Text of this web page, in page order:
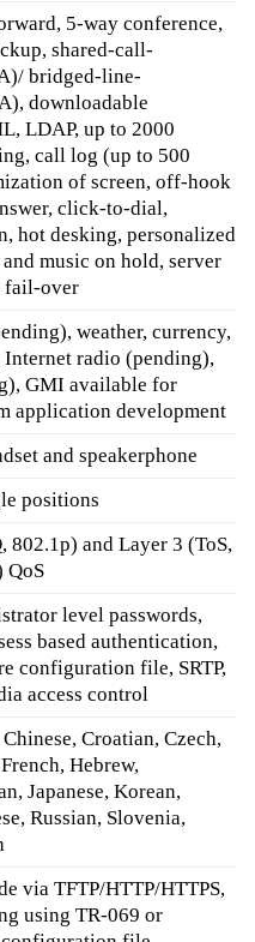
5-way conference,
shared-call-
bridged-line-
downloadable
LDAP, up to 2000
call log (up to 500
of screen, off-hook
click-to-dial,
hot desking, personalized
music on hold, server
fail-over
weather, currency,
radio (pending),
GMI available for
application development
and speakerphone
positions
802.1p) and Layer 3 (ToS,
QoS
level passwords,
based authentication,
configuration file, SRTP,
access control
Croatian, Czech,
Hebrew,
Japanese, Korean,
Russian, Slovenia,
via TFTP/HTTP/HTTPS,
using TR-069 or